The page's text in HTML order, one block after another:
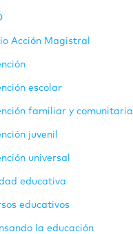
Acción Magistral
escolar
familiar y comunitaria
juvenil
universal
educativa
educativos
la educación